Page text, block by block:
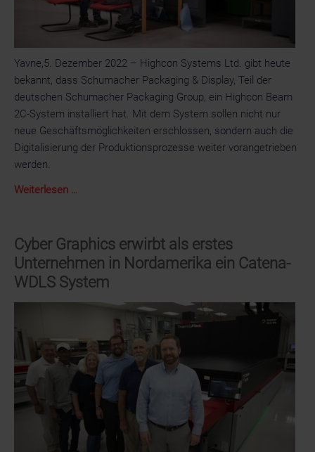
Yavne,5. Dezember 2022 – Highcon Systems Ltd. gibt heute
bekannt, dass Schumacher Packaging & Display, Teil der
deutschen Schumacher Packaging Group, ein Highcon Beam
2C-System installiert hat. Mit dem System sollen nicht nur
neue Geschäftsmöglichkeiten erschlossen, sondern auch die
Digitalisierung der Produktionsprozesse weiter vorangetrieben
werden.
Weiterlesen …
Display
installiert
ein
Highcon
System,
um
das
Wachstum
anzukurbeln
und
digitales
Cyber Graphics erwirbt als erstes
Unternehmen in Nordamerika ein Catena-
WDLS System